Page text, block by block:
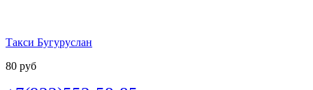
Такси Бугуруслан
80 руб